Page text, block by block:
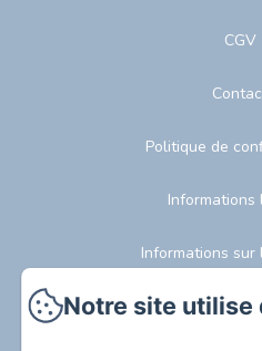
CGV
Politique de
Informations
Informations sur
EN
Notre site utilise